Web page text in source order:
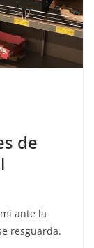
de
ante la
resguarda.